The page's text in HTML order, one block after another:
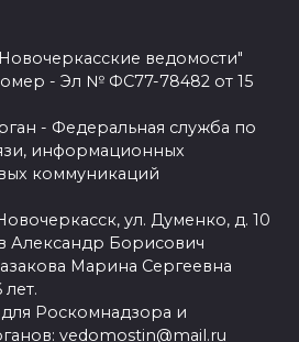
ведомости"
- Эл № ФС77-78482 от 15
- Федеральная служба по
информационных
коммуникаций
ул. Думенко, д. 10
Александр Борисович
Марина Сергеевна
Роскомнадзора и
vedomostin@mail.ru